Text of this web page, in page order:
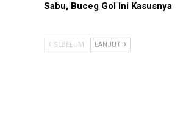
Sabu, Buceg Gol Ini Kasusnya
SEBELUM LANJUT